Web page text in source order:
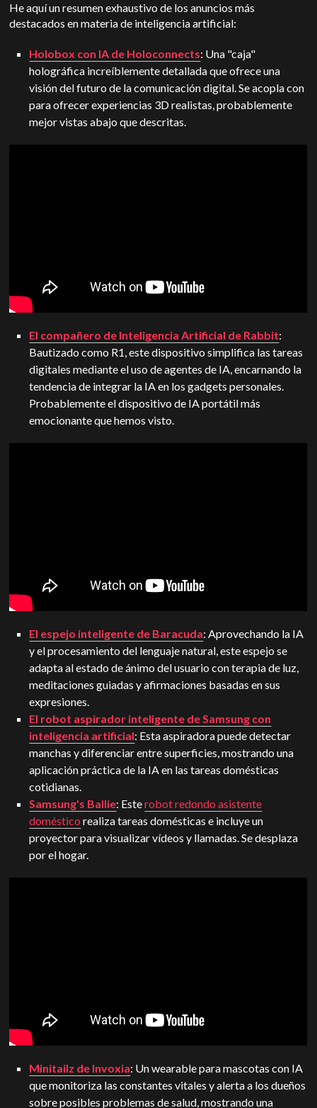
He aquí un resumen exhaustivo de los anuncios más
destacados en materia de inteligencia artificial:
Holobox con IA de Holoconnects: Una "caja"
holográfica increíblemente detallada que ofrece una
visión del futuro de la comunicación digital. Se acopla con
para ofrecer experiencias 3D realistas, probablemente
mejor vistas abajo que descritas.
El compañero de Inteligencia Artificial de Rabbit:
Bautizado como R1, este dispositivo simplifica las tareas
digitales mediante el uso de agentes de IA, encarnando la
tendencia de integrar la IA en los gadgets personales.
Probablemente el dispositivo de IA portátil más
emocionante que hemos visto.
El espejo inteligente de Baracuda: Aprovechando la IA
y el procesamiento del lenguaje natural, este espejo se
adapta al estado de ánimo del usuario con terapia de luz,
meditaciones guiadas y afirmaciones basadas en sus
expresiones.
El robot aspirador inteligente de Samsung con
inteligencia artificial: Esta aspiradora puede detectar
manchas y diferenciar entre superficies, mostrando una
aplicación práctica de la IA en las tareas domésticas
cotidianas.
Samsung's Ballie: Esterobot redondo asistente
doméstico realiza tareas domésticas e incluye un
proyector para visualizar vídeos y llamadas. Se desplaza
por el hogar.
Minitailz de Invoxia: Un wearable para mascotas con IA
que monitoriza las constantes vitales y alerta a los dueños
sobre posibles problemas de salud, mostrando una